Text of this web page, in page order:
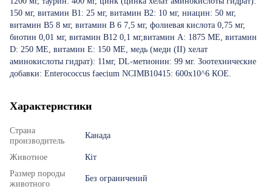
150 мг, витамин B1: 25 мг, витамин B2: 10 мг, ниацин: 50 мг,
витамин B5 8 мг, витамин В 6 7,5 мг, фолиевая кислота 0,75 мг,
биотин 0,01 мг, витамин В12 0,1 мг,витамин A: 1875 МЕ, витамин
D: 250 МЕ, витамин E: 150 МЕ, медь (меди (II) хелат
аминокислоты гидрат): 11мг, DL-метионин: 99 мг. Зоотехнические
добавки: Enterococcus faecium NCIMB10415: 600x10^6 КОЕ.
Характеристики
Страна
производитель
Канада
Животное
Кіт
Размер породы
животного
Без ограничений